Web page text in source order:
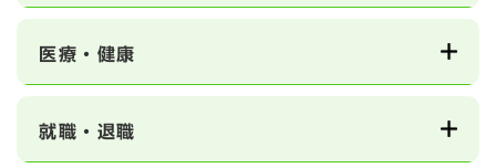
医療・健康
就職・退職